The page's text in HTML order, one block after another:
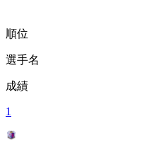
順位
選手名
成績
1